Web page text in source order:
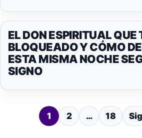
EL DON ESPIRITUAL QUE
BLOQUEADO Y CÓMO
ESTA MISMA NOCHE
SIGNO
PAGINACIÓN
1 2 … 18